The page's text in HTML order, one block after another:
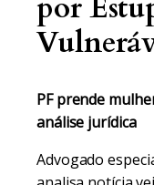
por
PF prende
análise jurídica
Advogado